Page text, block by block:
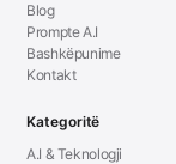
Blog
Prompte A.I
Bashkëpunime
Kontakt
Kategoritë
A.I & Teknologji